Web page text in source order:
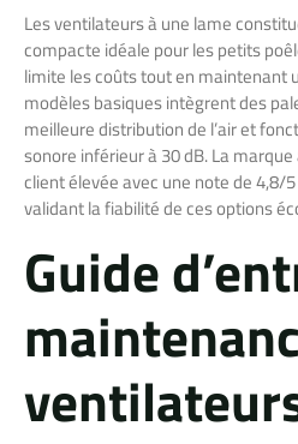
Les ventilateurs à une lame
compacte idéale pour les petits
limite les coûts tout en maintenant
modèles basiques intègrent des
meilleure distribution de l’air et
sonore inférieur à 30 dB. La
client élevée avec une note de 4,8/
validant la fiabilité de ces options
Guide